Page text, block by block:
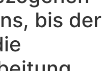
bis der